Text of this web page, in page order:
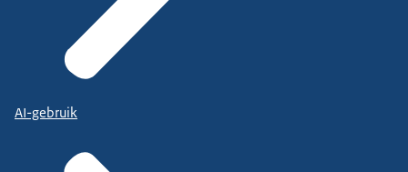
AI-gebruik